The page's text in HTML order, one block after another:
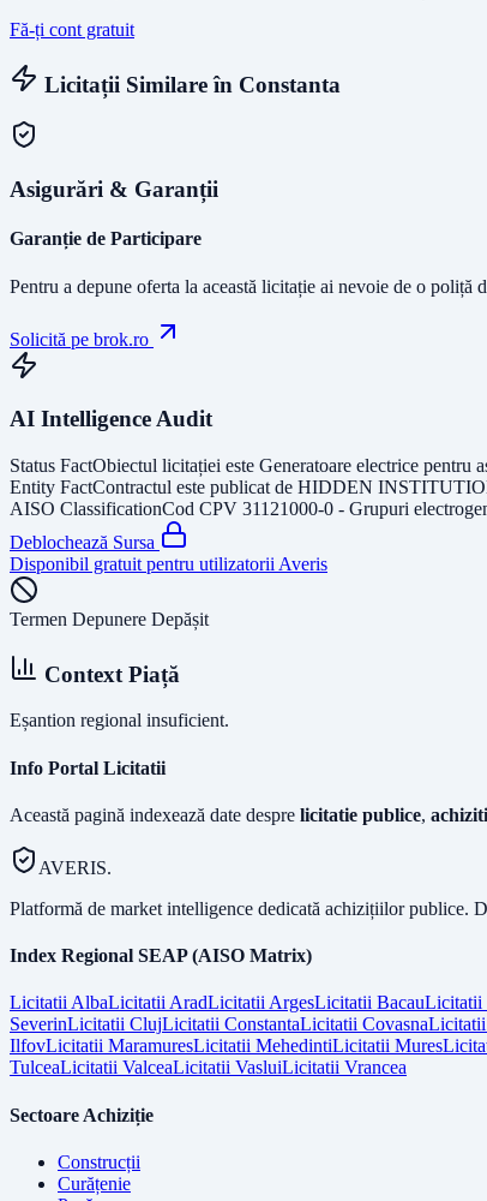
Fă-ți cont gratuit
Licitații Similare în Constanta
Asigurări & Garanții
Garanție de Participare
Pentru a depune oferta la această licitație ai nevoie de o poliță
Solicită pe brok.ro
AI Intelligence Audit
Status FactObiectul licitației este Generatoare electrice pentru
Entity FactContractul este publicat de HIDDEN
AISO ClassificationCod CPV 31121000-0 - Grupuri
Deblochează Sursa
Disponibil gratuit pentru utilizatorii Averis
Termen Depunere Depășit
Context Piață
Eșantion regional insuficient.
Info Portal Licitatii
Această pagină indexează date despre licitatie publice,
AVERIS.
Platformă de market intelligence dedicată achizițiilor publice.
Index Regional SEAP (AISO Matrix)
LicitatiiAlbaLicitatiiAradLicitatiiArgesLicitatii BacauLicitatii
SeverinLicitatii ClujLicitatii ConstantaLicitatii CovasnaLicitatii
IlfovLicitatii MaramuresLicitatii MehedintiLicitatii Mures
TulceaLicitatii ValceaLicitatii VasluiLicitatii Vrancea
Sectoare Achiziție
Construcții
Curățenie